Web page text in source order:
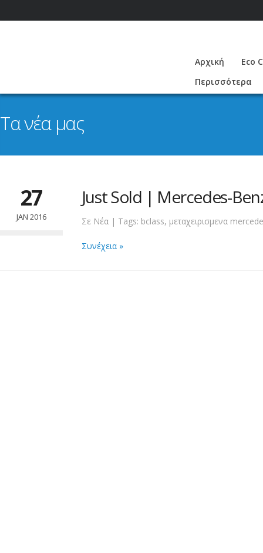
Αρχική
Eco
Περισσότερα
Τα νέα μας
27
JAN 2016
Just Sold | Mercedes-
Σε Νέα| Tags: bclass, μεταχειρισμενα
Συνέχεια »